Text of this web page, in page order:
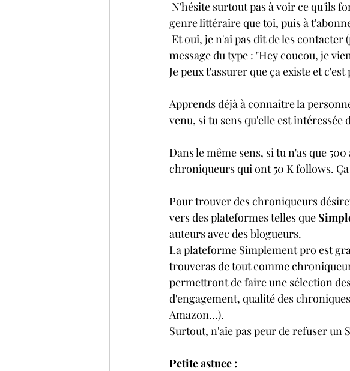
genre littéraire que toi, puis à
message du type : "Hey coucou, je
Je peux t'assurer que ça existe et
Apprends déjà à connaître la
venu, si tu sens qu'elle est
Dans le même sens, si tu n'as que
chroniqueurs qui ont 50 K follows.
Pour trouver des chroniqueurs
vers des plateformes telles que
auteurs avec des blogueurs.
La plateforme Simplement pro est
trouveras de tout comme
permettront de faire une sélection
d'engagement, qualité des
Amazon...).
Surtout, n'aie pas peur de refuser un
Petite astuce :